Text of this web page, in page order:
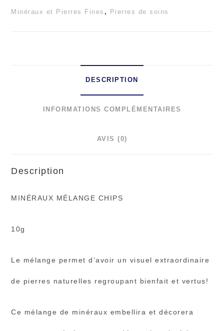
CHIPS
Minéraux et Pierres Fines , Pierres de soins
DESCRIPTION
INFORMATIONS COMPLÉMENTAIRES
AVIS (0)
Description
MINÉRAUX MÉLANGE CHIPS
10g
Le mélange permet d’avoir un visuel extraordinaire
de pierres naturelles regroupant bienfait et vertus!
Ce mélange de minéraux embellira et décorera